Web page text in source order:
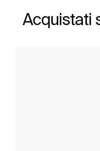
Acquistati